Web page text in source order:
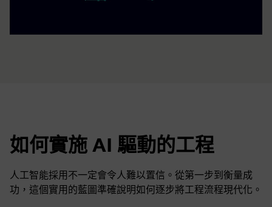
如何實施 AI 驅動的工程
人工智能採用不一定會令人難以置信。從第一步到衡量成
功，這個實用的藍圖準確說明如何逐步將工程流程現代化。